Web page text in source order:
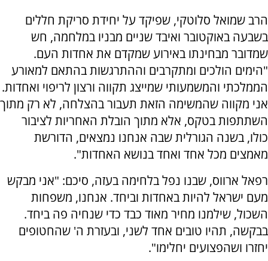
הרב שמואל סלוטקי, שפיקד על יחידת סריקת חללים
בשבעה באוקטובר ואיבד שניים מבניו במלחמה, חש
שמדובר מבחינתו באירוע שמקדם את אחדות העם.
"הימים הולכים ומתקרבים וההתרגשות בהתאם למאורע
הממלכתי והמשמעותי שמייצג תקווה ורצון לריפוי ואחדות.
אני מקווה שהמשימה הזאת תעבור בהצלחה, לא רק מתוך
השתתפות בטקס, אלא מתוך הובלת האחריות לציבור
כולו, בשנה הגורלית שבה אנחנו נמצאים, הדורשת
מאמצים מכל אחד ואחד בנושא האחדות".
רפאל ארווס, שבנו נפל בלחימה בעזה, סיכם: "אני מבקש
מעם ישראל להיות באחדות וביחד. אנחנו, משפחות
השכול, שילמנו מחיר מאוד כבד כדי שנחיה פה ביחד.
בבקשה, תהיו טובים אחד לשני, ובעזרת ה' שהחטופים
יחזרו ושהפצועים יחלימו".